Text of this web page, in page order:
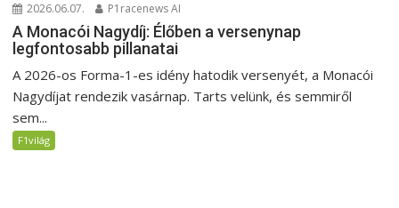
2026.06.07. P1racenews AI
A Monacói Nagydíj: Élőben a versenynap
legfontosabb pillanatai
A 2026-os Forma-1-es idény hatodik versenyét, a Monacói
Nagydíjat rendezik vasárnap. Tarts velünk, és semmiről
sem...
F1világ